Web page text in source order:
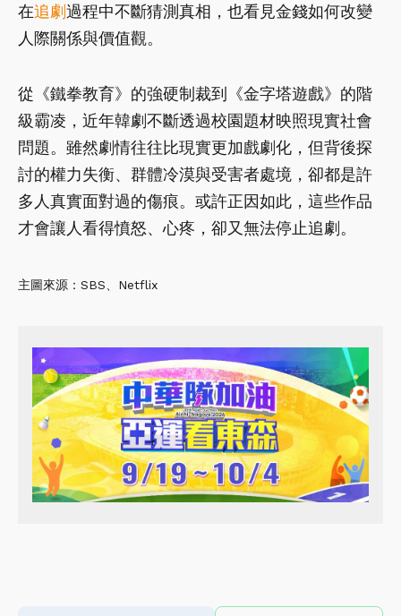
在追劇過程中不斷猜測真相，也看見金錢如何改變
人際關係與價值觀。
從《鐵拳教育》的強硬制裁到《金字塔遊戲》的階
級霸凌，近年韓劇不斷透過校園題材映照現實社會
問題。雖然劇情往往比現實更加戲劇化，但背後探
討的權力失衡、群體冷漠與受害者處境，卻都是許
多人真實面對過的傷痕。或許正因如此，這些作品
才會讓人看得憤怒、心疼，卻又無法停止追劇。
主圖來源：SBS、Netflix